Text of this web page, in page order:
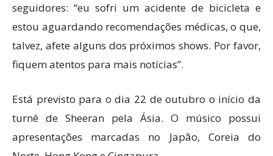
seguidores: “eu sofri um acidente de bicicleta e
estou aguardando recomendações médicas, o que,
talvez, afete alguns dos próximos shows. Por favor,
fiquem atentos para mais notícias”.
Está previsto para o dia 22 de outubro o início da
turnê de Sheeran pela Ásia. O músico possui
apresentações marcadas no Japão, Coreia do